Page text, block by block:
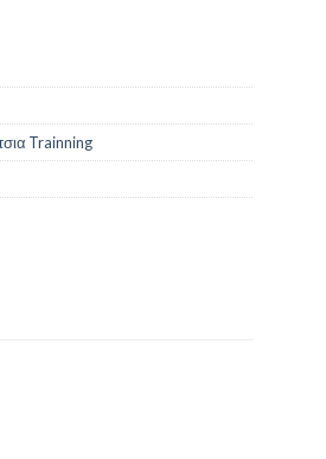
Trainning